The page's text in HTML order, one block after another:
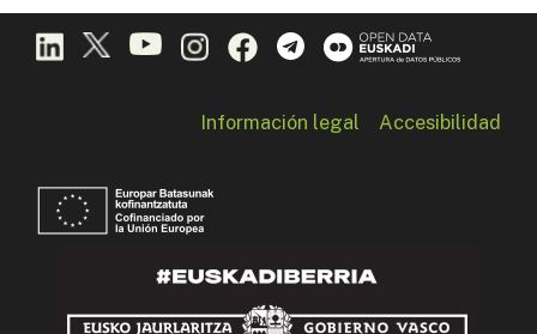
Información legal Accesibilidad